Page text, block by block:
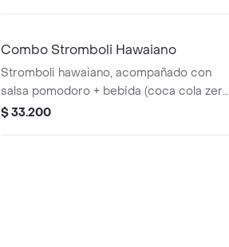
Combo Stromboli Hawaiano
Stromboli hawaiano, acompañado con
salsa pomodoro + bebida (coca cola zero
250 ml / agua brisa 280 ml, manzana o
$ 33.200